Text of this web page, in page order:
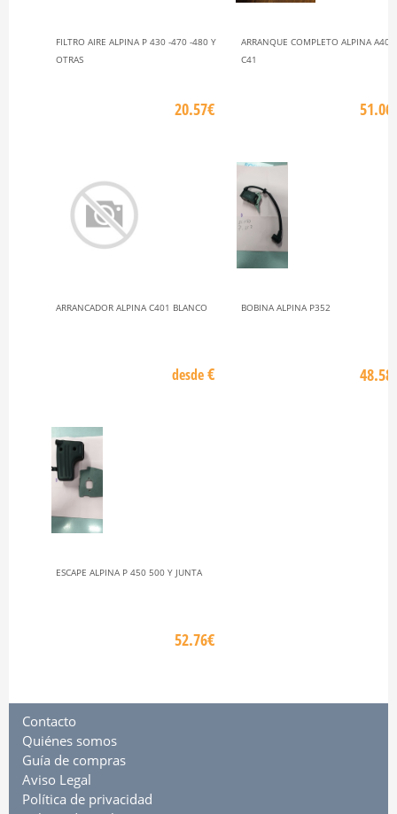
FILTRO AIRE ALPINA P 430 -470 -480 Y
OTRAS
20.57€
ARRANQUE COMPLETO ALPINA A405
C41
ARRANCADOR ALPINA C401 BLANCO
desde€
BOBINA ALPINA P352
ESCAPE ALPINA P 450 500 Y JUNTA
52.76€
Contacto
Quiénes somos
Guía de compras
Aviso Legal
Política de privacidad